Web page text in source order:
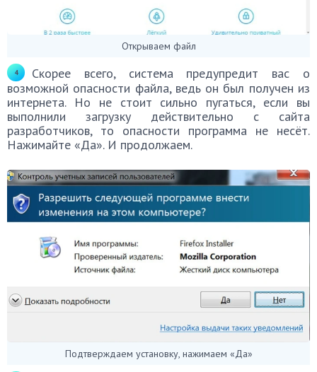
Открываем файл
Скорее всего, система предупредит вас о
возможной опасности файла, ведь он был получен из
интернета. Но не стоит сильно пугаться, если вы
выполнили загрузку действительно с сайта
разработчиков, то опасности программа не несёт.
Нажимайте «Да». И продолжаем.
Подтверждаем установку, нажимаем «Да»